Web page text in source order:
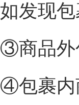
如发现
③商品外
④包裹内